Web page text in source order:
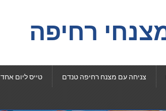
צניחה עם מצנח רחיפה טנדם טייס ליום אחד